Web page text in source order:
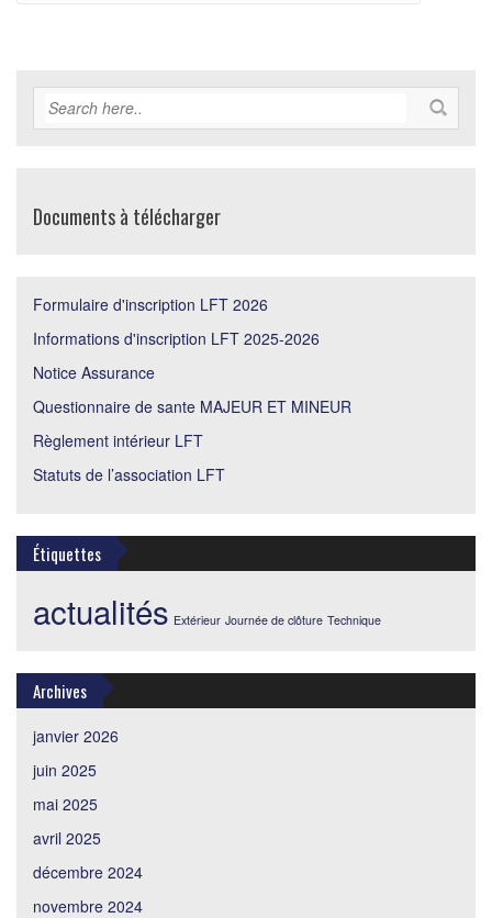
Documents à télécharger
Formulaire d'inscription LFT 2026
Informations d'inscription LFT 2025-2026
Notice Assurance
Questionnaire de sante MAJEUR ET MINEUR
Règlement intérieur LFT
Statuts de l’association LFT
Étiquettes
actualités Extérieur Journée de clôture Technique
Archives
janvier 2026
juin 2025
mai 2025
avril 2025
décembre 2024
novembre 2024